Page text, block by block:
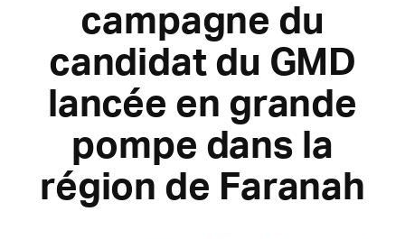
campagne du
candidat du GMD
lancée en grande
pompe dans la
région de Faranah